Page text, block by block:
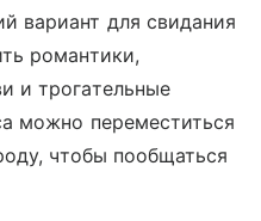
вариант для свидания
романтики,
и трогательные
можно переместиться
чтобы пообщаться